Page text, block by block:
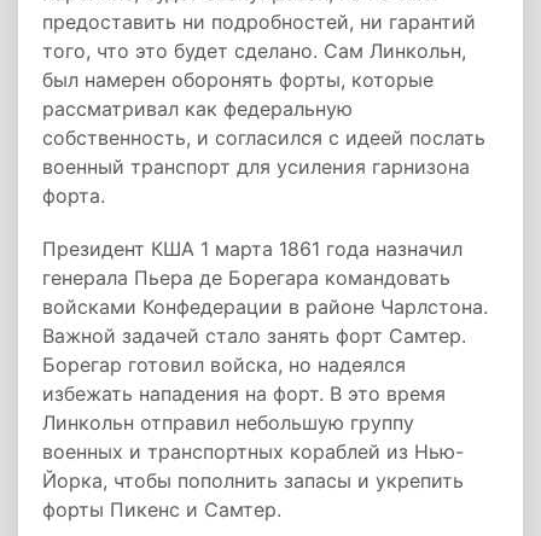
предоставить ни подробностей, ни гарантий
того, что это будет сделано. Сам Линкольн,
был намерен оборонять форты, которые
рассматривал как федеральную
собственность, и согласился с идеей послать
военный транспорт для усиления гарнизона
форта.
Президент КША 1 марта 1861 года назначил
генерала Пьера де Борегара командовать
войсками Конфедерации в районе Чарлстона.
Важной задачей стало занять форт Самтер.
Борегар готовил войска, но надеялся
избежать нападения на форт. В это время
Линкольн отправил небольшую группу
военных и транспортных кораблей из Нью-
Йорка, чтобы пополнить запасы и укрепить
форты Пикенс и Самтер.